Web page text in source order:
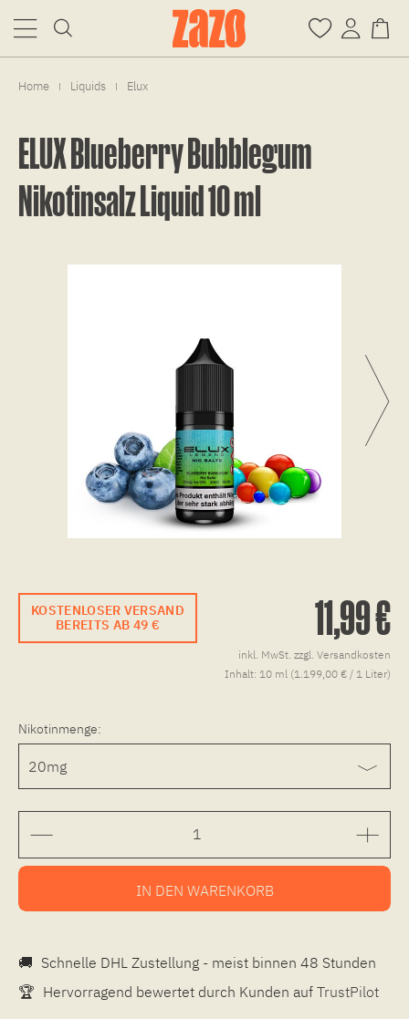
Home | Liquids | Elux
ELUX Blueberry Bubblegum
Nikotinsalz Liquid 10 ml
KOSTENLOSER VERSAND
BEREITS AB 49 €
11,99 €
inkl. MwSt. zzgl. Versandkosten
Inhalt: 10 ml (1.199,00 € / 1 Liter)
Nikotinmenge:
IN DEN WARENKORB
🚚 Schnelle DHL Zustellung - meist binnen 48 Stunden
🏆 Hervorragend bewertet durch Kunden auf TrustPilot